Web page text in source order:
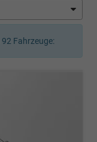
92 Fahrzeuge: